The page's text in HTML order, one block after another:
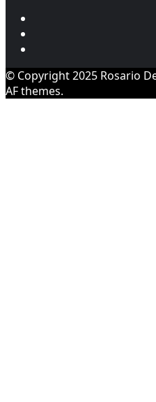
© Copyright 2025 Rosario
AF themes.